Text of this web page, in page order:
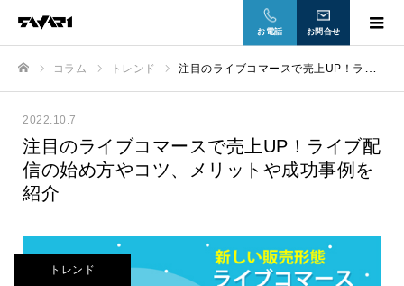
お電話 お問合せ
コラム トレンド 注目のライブコマースで売上UP！ライブ配信の始め方やコツ、メリットや成功事例を紹介
2022.10.7
注目のライブコマースで売上UP！ライブ配
信の始め方やコツ、メリットや成功事例を
紹介
トレンド